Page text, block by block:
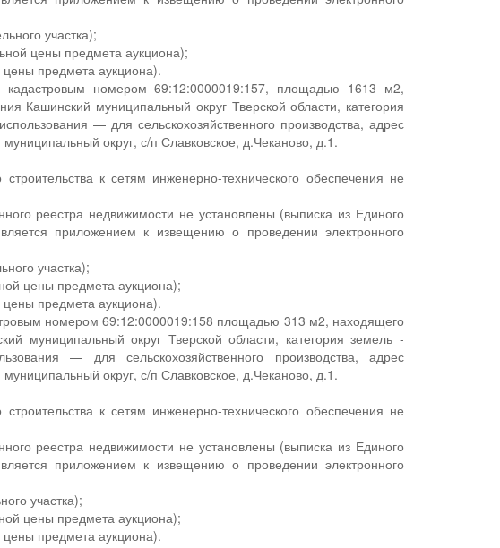
участка);
цены предмета аукциона);
предмета аукциона).
номером 69:12:0000019:157, площадью 1613 м2,
Кашинский муниципальный округ Тверской области, категория
— для сельскохозяйственного производства, адрес
округ, с/п Славковское, д.Чеканово, д.1.
к сетям инженерно-технического обеспечения не
реестра недвижимости не установлены (выписка из Единого
приложением к извещению о проведении электронного
участка);
цены предмета аукциона);
предмета аукциона).
номером 69:12:0000019:158 площадью 313 м2, находящего
муниципальный округ Тверской области, категория земель -
— для сельскохозяйственного производства, адрес
округ, с/п Славковское, д.Чеканово, д.1.
к сетям инженерно-технического обеспечения не
реестра недвижимости не установлены (выписка из Единого
приложением к извещению о проведении электронного
участка);
цены предмета аукциона);
предмета аукциона).